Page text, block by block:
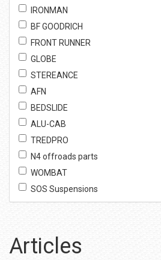
IRONMAN
BF GOODRICH
FRONT RUNNER
GLOBE
STEREANCE
AFN
BEDSLIDE
ALU-CAB
TREDPRO
N4 offroads parts
WOMBAT
SOS Suspensions
Articles